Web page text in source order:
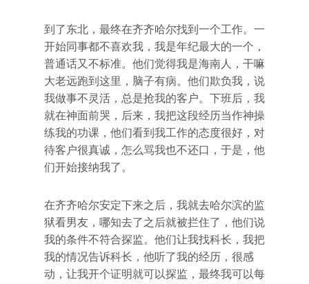
到了东北，最终在齐齐哈尔找到一个工作。一
开始同事都不喜欢我，我是年纪最大的一个，
普通话又不标准。他们觉得我是海南人，干嘛
大老远跑到这里，脑子有病。他们欺负我，说
我做事不灵活，总是抢我的客户。下班后，我
就在神面前哭，后来，我把这段经历当作神操
练我的功课，他们看到我工作的态度很好，对
待客户很真诚，怎么骂我也不还口，于是，他
们开始接纳我了。
在齐齐哈尔安定下来之后，我就去哈尔滨的监
狱看男友，哪知去了之后就被拦住了，他们说
我的条件不符合探监。他们让我找科长，我把
我的情况告诉科长，他听了我的经历，很感
动，让我开个证明就可以探监，最终我可以每